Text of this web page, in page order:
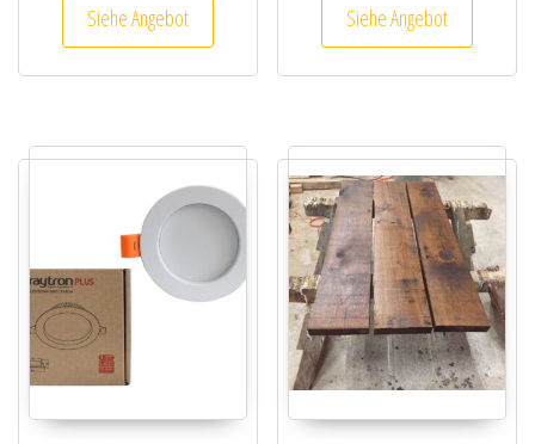
Siehe Angebot Siehe Angebot